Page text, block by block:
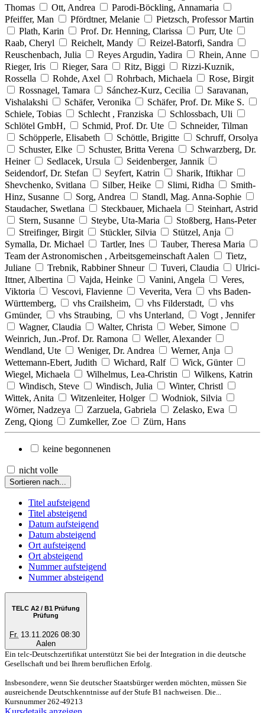
Thomas
Ott, Andrea
Parodi-Böckling, Annamaria
Pfeiffer, Man
Pfördtner, Melanie
Pietzsch, Professor Martin
Plath, Karin
Prof. Dr. Henning, Clarissa
Purr, Ute
Raab, Cheryl
Reichelt, Mandy
Reizel-Batorfi, Sandra
Reuschenbach, Julia
Reyes Argudin, Yadira
Rhein, Anne
Rieger, Iris
Rieger, Sara Ritz, Biggi
Rizzi-Kuznik,
Rossella
Rohde, Axel Rohrbach, Michaela
Rose, Birgit
Rossnagel, Tamara
Sánchez-Kurz, Cecilia
Saravanan,
Vishalakshi
Schäfer, Veronika
Schäfer, Prof. Dr. Mike S.
Schiele, Tobias
Schlecht , Franziska
Schlossbach, Uli
Schlötel GmbH,
Schmid, Prof. Dr. Ute
Schneider, Tilman
Schöpperle, Elisabeth
Schöttle, Brigitte
Schruff, Orsolya
Schuster, Elke
Schuster, Britta Verena
Schwarzberg, Dr.
Heiner
Sedlacek, Ursula
Seidenberger, Jannik
Seidendorf, Dr. Stefan
Seyfert, Katrin
Sharik, Iftikhar
Shevchenko, Svitlana
Silber, Heike Slimi, Ridha
Smith-
Hinz, Susanne
Sorg, Andrea
Standl, Mag. Anna-Sophie
Staudacher, Swetlana
Steckbauer, Michaela
Steinhart, Astrid
Stern, Susanne
Steybe, Uta-Maria
Stoßberg, Hans-Peter
Streifinger, Birgit
Stückler, Silvia
Stützel, Anja
Symalla, Dr. Michael
Tartler, Ines
Tauber, Theresa Maria
Team der Astronomischen , Arbeitsgemeinschaft Aalen
Tietz,
Juliane
Trebnik, Rabbiner Shneur Tuveri, Claudia
Ulrici-
Ittner, Albertina
Vajda, Heinke Vanini, Angela
Veres,
Viktoria
Vescovi, Flavienne Veverita, Vera
vhs Baden-
Württemberg,
vhs Crailsheim, vhs Filderstadt,
vhs
Gmünder,
vhs Straubing, vhs Unterland,
Vogt , Jennifer
Wagner, Claudia
Walter, Christa
Weber, Simone
Weinrich, Jun.-Prof. Dr. Ramona
Weller, Alexander
Wendland, Ute
Weniger, Dr. Andrea
Werner, Anja
Wettemann-Ebert, Judith
Wichard, Ralf
Wick, Günter
Wiegel, Michaela
Wilhelmus, Lea-Christin
Wilkens, Katrin
Windisch, Steve
Windisch, Julia
Winter, Christl
Wittek, Anita
Witzenleiter, Holger
Wodniok, Silvia
Wörner, Nadzeya
Zarzuela, Gabriela
Zelasko, Ewa
Zeng, Qiong
Zumkeller, Zoe Zürn, Hans
keine begonnenen
nicht volle
Sortieren nach...
Titel aufsteigend
Titel absteigend
Datum aufsteigend
Datum absteigend
Ort aufsteigend
Ort absteigend
Nummer aufsteigend
Nummer absteigend
TELC A2 / B1 Prüfung
Prüfung
Fr. 13.11.2026 08:30
Aalen
Ein telc-Deutschzertifikat unterstützt Sie bei der Integration in die deutsche
Gesellschaft und bei Ihrem beruflichen Erfolg.
Insbesondere, wenn Sie deutscher Staatsbürger werden möchten, müssen Sie
ausreichende Deutschkenntnisse auf der Stufe B1 nachweisen. Die...
Kursnummer 262-49213